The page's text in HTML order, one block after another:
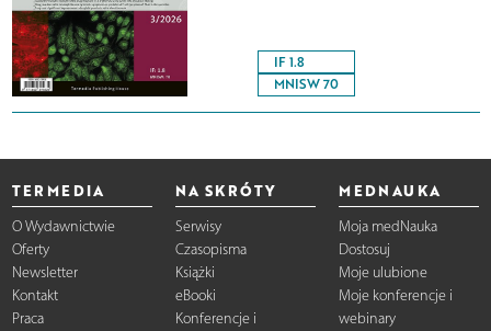
IF 1.8
MNISW 70
TERMEDIA
O Wydawnictwie
Oferty
Newsletter
Kontakt
Praca
NA SKRÓTY
Serwisy
Czasopisma
Książki
eBooki
Konferencje i
MEDNAUKA
Moja medNauka
Dostosuj
Moje ulubione
Moje konferencje i
webinary